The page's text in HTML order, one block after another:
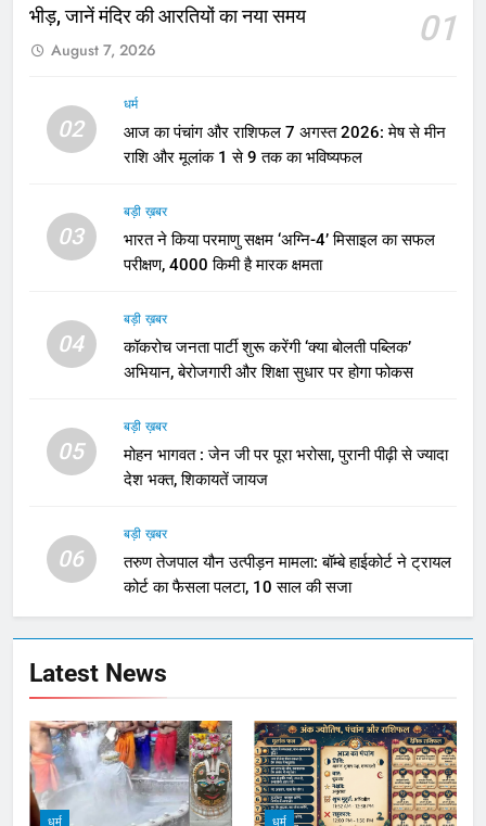
भीड़, जानें मंदिर की आरतियों का नया समय
01
August 7, 2026
02
धर्म
आज का पंचांग और राशिफल 7 अगस्त 2026: मेष से मीन
राशि और मूलांक 1 से 9 तक का भविष्यफल
03
बड़ी ख़बर
भारत ने किया परमाणु सक्षम ‘अग्नि-4’ मिसाइल का सफल
परीक्षण, 4000 किमी है मारक क्षमता
04
बड़ी ख़बर
कॉकरोच जनता पार्टी शुरू करेंगी ‘क्या बोलती पब्लिक’
अभियान, बेरोजगारी और शिक्षा सुधार पर होगा फोकस
05
बड़ी ख़बर
मोहन भागवत : जेन जी पर पूरा भरोसा, पुरानी पीढ़ी से ज्यादा
देश भक्त, शिकायतें जायज
06
बड़ी ख़बर
तरुण तेजपाल यौन उत्पीड़न मामला: बॉम्बे हाईकोर्ट ने ट्रायल
कोर्ट का फैसला पलटा, 10 साल की सजा
Latest News
धर्म धर्म